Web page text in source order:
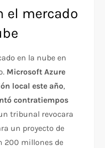
el mercado
en la nube en
Microsoft Azure
local este año,
contratiempos
tribunal revocara
un proyecto de
200 millones de